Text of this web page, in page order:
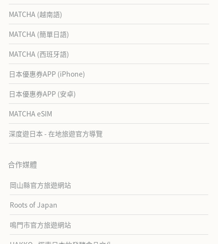
MATCHA (越南語)
MATCHA (簡單日語)
MATCHA (西班牙語)
日本優惠券APP (iPhone)
日本優惠券APP (安卓)
MATCHA eSIM
深度遊日本 - 在地旅遊官方導覽
合作媒體
岡山縣官方旅遊網站
Roots of Japan
鳴門市官方旅遊網站